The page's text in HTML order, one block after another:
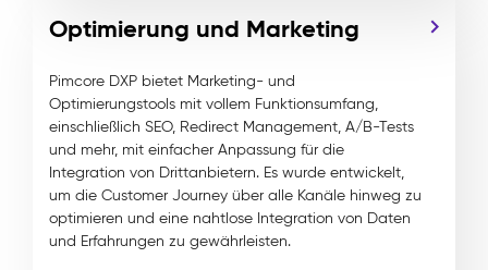
Optimierung und Marketing
Pimcore DXP bietet Marketing- und
Optimierungstools mit vollem Funktionsumfang,
einschließlich SEO, Redirect Management, A/B-Tests
und mehr, mit einfacher Anpassung für die
Integration von Drittanbietern. Es wurde entwickelt,
um die Customer Journey über alle Kanäle hinweg zu
optimieren und eine nahtlose Integration von Daten
und Erfahrungen zu gewährleisten.